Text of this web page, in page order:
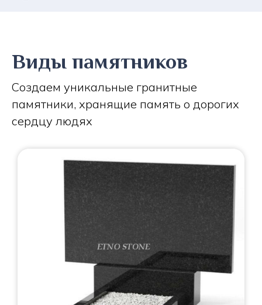
Виды памятников
Создаем уникальные гранитные
памятники, хранящие память о дорогих
сердцу людях